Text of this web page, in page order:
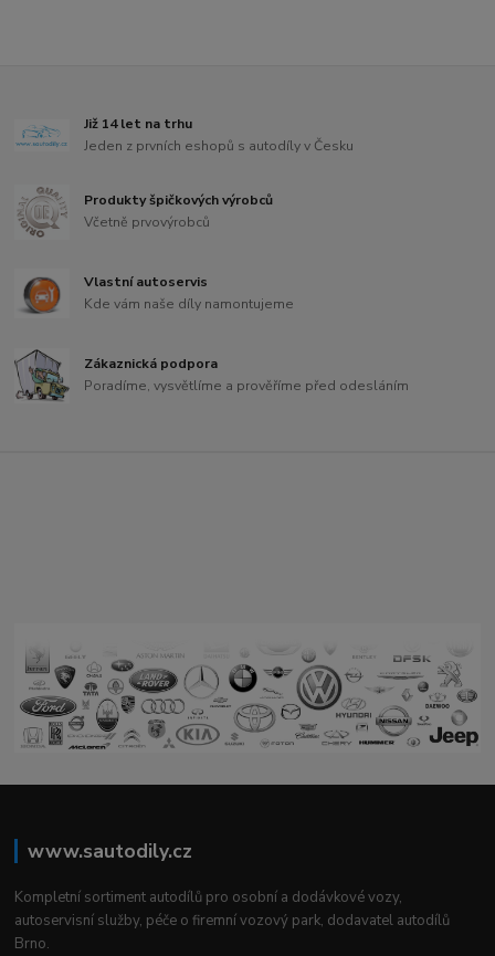
Již 14 let na trhu
Jeden z prvních eshopů s autodíly v Česku
Produkty špičkových výrobců
Včetně prvovýrobců
Vlastní autoservis
Kde vám naše díly namontujeme
Zákaznická podpora
Poradíme, vysvětlíme a prověříme před odesláním
www.sautodily.cz
Kompletní sortiment autodílů pro osobní a dodávkové vozy,
autoservisní služby, péče o firemní vozový park, dodavatel autodílů
Brno.